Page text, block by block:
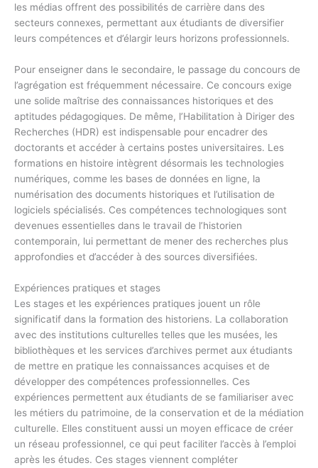
les médias offrent des possibilités de carrière dans des
secteurs connexes, permettant aux étudiants de diversifier
leurs compétences et d’élargir leurs horizons professionnels.
Pour enseigner dans le secondaire, le passage du concours de
l’agrégation est fréquemment nécessaire. Ce concours exige
une solide maîtrise des connaissances historiques et des
aptitudes pédagogiques. De même, l’Habilitation à Diriger des
Recherches (HDR) est indispensable pour encadrer des
doctorants et accéder à certains postes universitaires. Les
formations en histoire intègrent désormais les technologies
numériques, comme les bases de données en ligne, la
numérisation des documents historiques et l’utilisation de
logiciels spécialisés. Ces compétences technologiques sont
devenues essentielles dans le travail de l’historien
contemporain, lui permettant de mener des recherches plus
approfondies et d’accéder à des sources diversifiées.
Expériences pratiques et stages
Les stages et les expériences pratiques jouent un rôle
significatif dans la formation des historiens. La collaboration
avec des institutions culturelles telles que les musées, les
bibliothèques et les services d’archives permet aux étudiants
de mettre en pratique les connaissances acquises et de
développer des compétences professionnelles. Ces
expériences permettent aux étudiants de se familiariser avec
les métiers du patrimoine, de la conservation et de la médiation
culturelle. Elles constituent aussi un moyen efficace de créer
un réseau professionnel, ce qui peut faciliter l’accès à l’emploi
après les études. Ces stages viennent compléter